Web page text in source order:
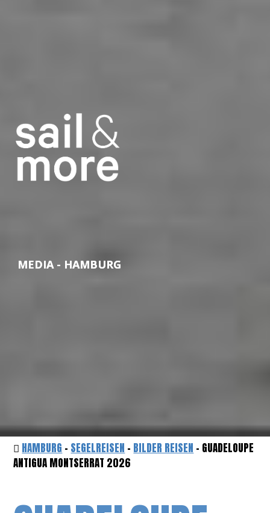
MEDIA - HAMBURG
HAMBURG - SEGELREISEN - BILDER REISEN - GUADELOUPE
ANTIGUA MONTSERRAT 2026